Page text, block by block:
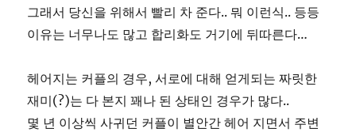
그래서 당신을 위해서 빨리 차 준다.. 뭐 이런식.. 등등
이유는 너무나도 많고 합리화도 거기에 뒤따른다…
헤어지는 커플의 경우, 서로에 대해 얻게되는 짜릿한
재미(?)는 다 본지 꽤나 된 상태인 경우가 많다..
몇 년 이상씩 사귀던 커플이 별안간 헤어 지면서 주변